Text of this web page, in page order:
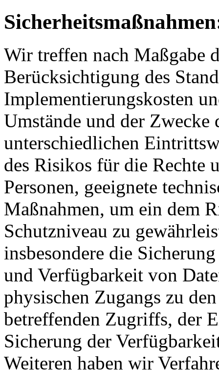
Wir treffen nach Maßgabe
Berücksichtigung des
Implementierungskosten
Umstände und der Zwecke
unterschiedlichen
des Risikos für die Rechte
Personen, geeignete
Maßnahmen, um ein dem
Schutzniveau zu
insbesondere die
und Verfügbarkeit von
physischen Zugangs zu
betreffenden Zugriffs, der
Sicherung der
Weiteren haben wir